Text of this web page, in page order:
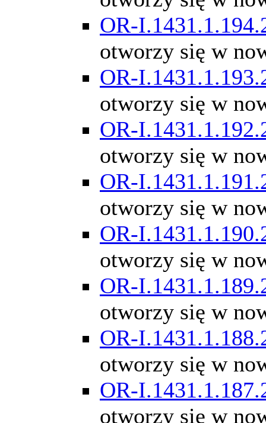
OR-
otworzy się w
OR-
otworzy się w
OR-
otworzy się w
OR-
otworzy się w
OR-
otworzy się w
OR-
otworzy się w
OR-
otworzy się w
OR-
otworzy się w